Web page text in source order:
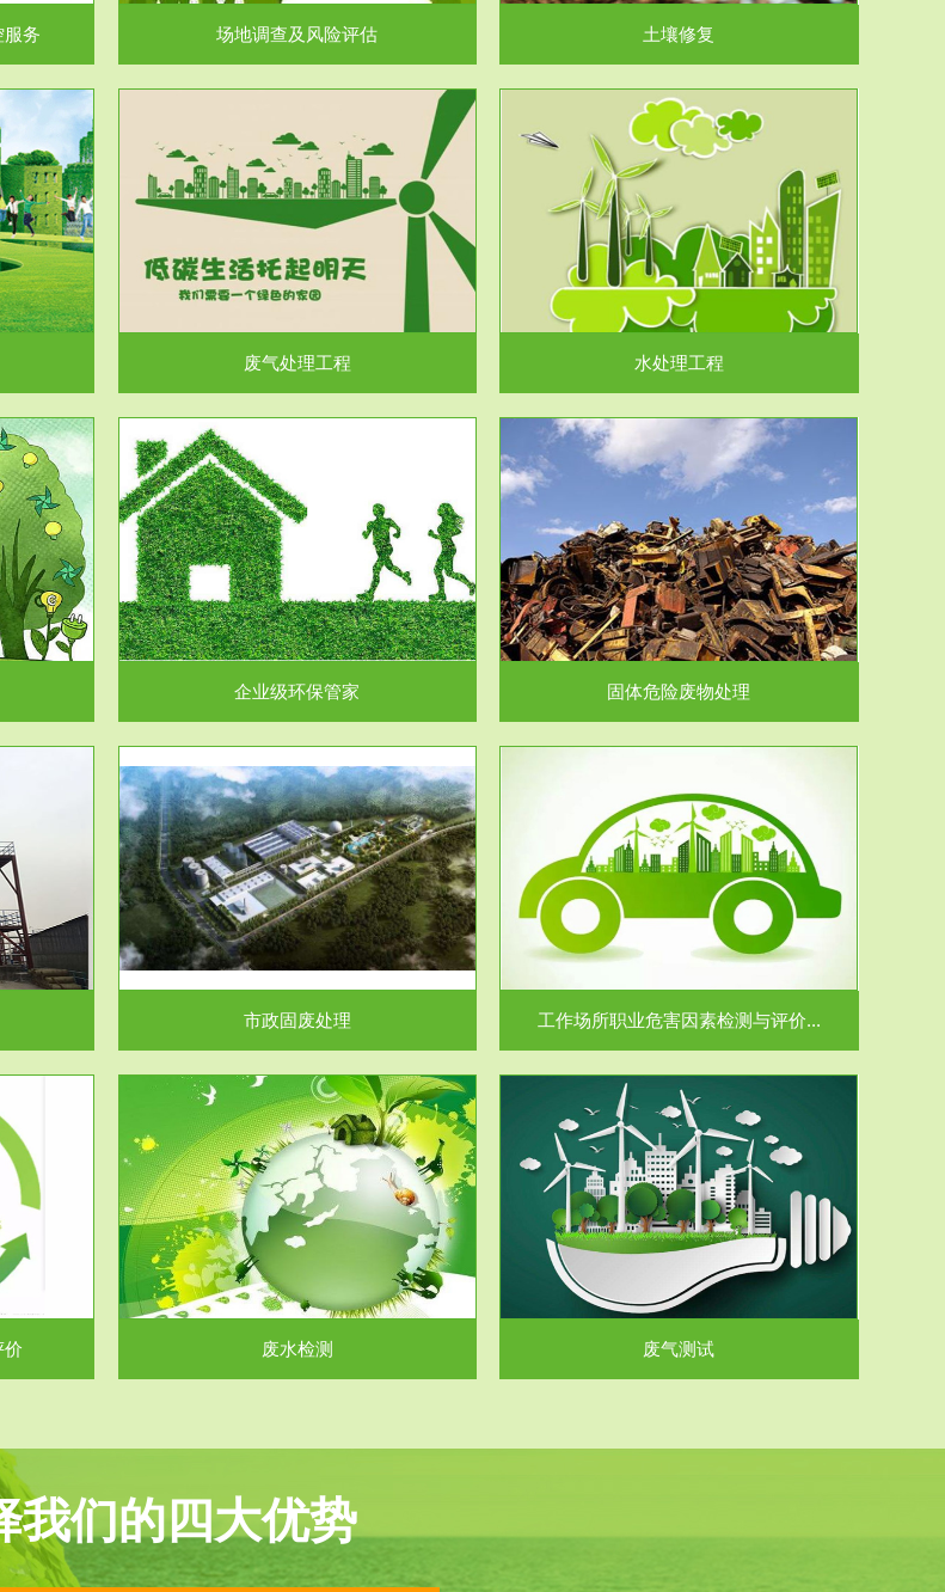
务 场地调查及风险评估 土壤修复
废气处理工程
服务范围
水处理工程
水处理工程
的一个重要依
...
企业级环保管家
服务范围
固体危险废物处理
固体废物解释：固体废物是指人们在生产建设、
日常生活和其他活动中...
固体危险废物处理
物处理业务包
...
市政固废处理
服务范围
工作场所职业危害因素检测与评价...
【检测评价意义】：全面了解工作场所职业病危
害因素分布与浓（强）度...
工作场所职业危害因素检测与评价...
价
生产工艺过程
废水检测
服务范围
废气测试
检测范围工业废气检测包括有机废气和无机废
气。有机废气主要包括...
废气测试
我们的四大优势